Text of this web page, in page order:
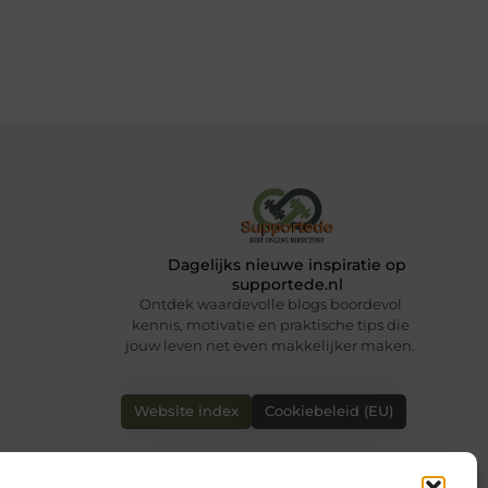
Dagelijks nieuwe inspiratie op
supportede.nl
Ontdek waardevolle blogs boordevol
kennis, motivatie en praktische tips die
jouw leven net even makkelijker maken.
Website index Cookiebeleid (EU)